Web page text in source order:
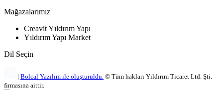
Mağazalarımız
Creavit Yıldırım Yapı
Yıldırım Yapı Market
Dil Seçin
| Bolcal Yazılım ile oluşturuldu. © Tüm hakları Yıldırım Ticaret Ltd. Şti.
firmasına aittir.